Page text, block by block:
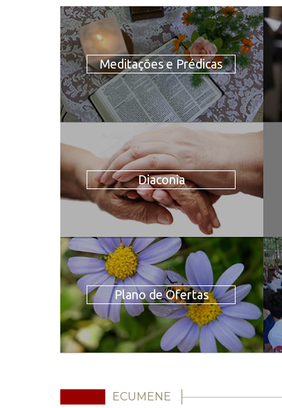
Meditações e Prédicas
Diaconia
Plano de Ofertas
ECUMENE